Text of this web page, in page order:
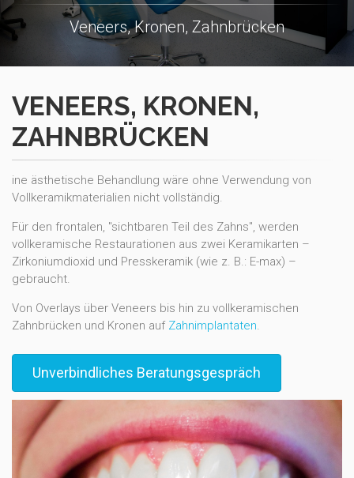
Veneers, Kronen, Zahnbrücken
VENEERS, KRONEN,
ZAHNBRÜCKEN
ine ästhetische Behandlung wäre ohne Verwendung von
Vollkeramikmaterialien nicht vollständig.
Für den frontalen, "sichtbaren Teil des Zahns", werden
vollkeramische Restaurationen aus zwei Keramikarten –
Zirkoniumdioxid und Presskeramik (wie z. B.: E-max) –
gebraucht.
Von Overlays über Veneers bis hin zu vollkeramischen
Zahnbrücken und Kronen auf Zahnimplantaten.
Unverbindliches Beratungsgespräch